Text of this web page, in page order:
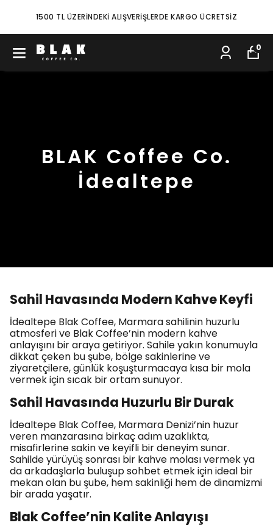
1500 TL ÜZERİNDEKİ ALIŞVERİŞLERDE KARGO ÜCRETSİZ
0
BLAK Coffee Co.
İdealtepe
Sahil Havasında Modern Kahve Keyfi
İdealtepe Blak Coffee, Marmara sahilinin huzurlu
atmosferi ve Blak Coffee’nin modern kahve
anlayışını bir araya getiriyor. Sahile yakın konumuyla
dikkat çeken bu şube, bölge sakinlerine ve
ziyaretçilere, günlük koşuşturmacaya kısa bir mola
vermek için sıcak bir ortam sunuyor.
Sahil Havasında Huzurlu Bir Durak
İdealtepe Blak Coffee, Marmara Denizi’nin huzur
veren manzarasına birkaç adım uzaklıkta,
misafirlerine sakin ve keyifli bir deneyim sunar.
Sahilde yürüyüş sonrası bir kahve molası vermek ya
da arkadaşlarla buluşup sohbet etmek için ideal bir
mekan olan bu şube, hem sakinliği hem de dinamizmi
bir arada yaşatır.
Blak Coffee’nin Kalite Anlayışı